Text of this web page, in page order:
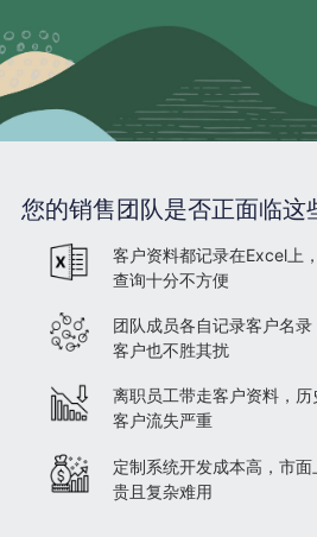
您的销售团队是否正面临这
客户资料都记录在Excel上
查询十分不方便
团队成员各自记录客户名录
客户也不胜其扰
离职员工带走客户资料，历
客户流失严重
定制系统开发成本高，市
贵且复杂难用